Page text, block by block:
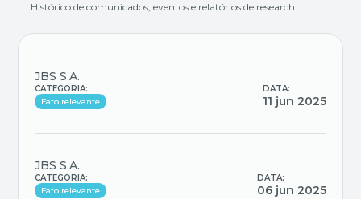
Histórico de comunicados, eventos e relatórios de research
JBS S.A.
CATEGORIA:
Fato relevante
DATA:
11 jun 2025
JBS S.A.
CATEGORIA:
Fato relevante
DATA:
06 jun 2025